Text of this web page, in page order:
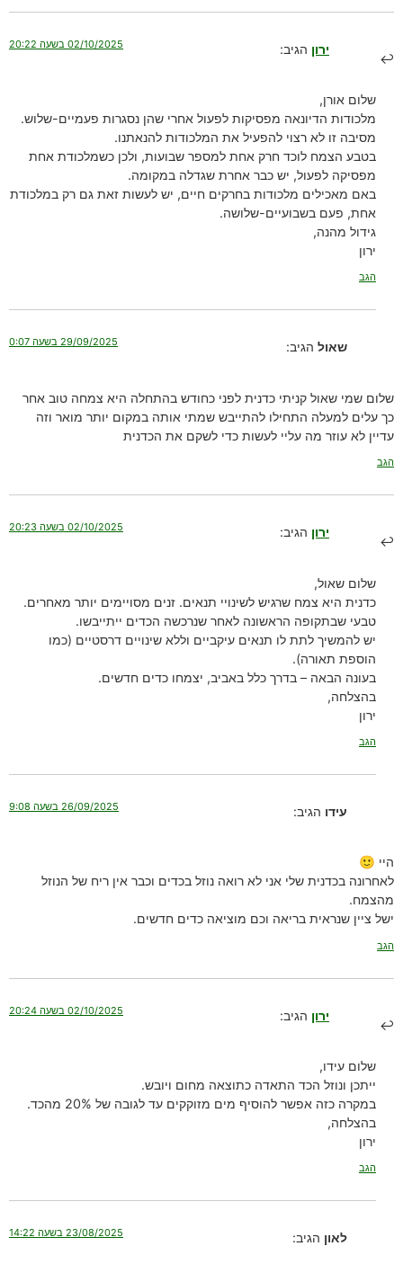
ירון הגיב: 02/10/2025 בשעה 20:22
שלום אורן,
מלכודות הדיונאה מפסיקות לפעול אחרי שהן נסגרות פעמיים-שלוש.
מסיבה זו לא רצוי להפעיל את המלכודות להנאתנו.
בטבע הצמח לוכד חרק אחת למספר שבועות, ולכן כשמלכודת אחת
מפסיקה לפעול, יש כבר אחרת שגדלה במקומה.
באם מאכילים מלכודות בחרקים חיים, יש לעשות זאת גם רק במלכודת
אחת, פעם בשבועיים-שלושה.
גידול מהנה,
ירון
הגב
שאול הגיב: 29/09/2025 בשעה 0:07
שלום שמי שאול קניתי כדנית לפני כחודש בהתחלה היא צמחה טוב אחר
כך עלים למעלה התחילו להתייבש שמתי אותה במקום יותר מואר וזה
עדיין לא עוזר מה עליי לעשות כדי לשקם את הכדנית
הגב
ירון הגיב: 02/10/2025 בשעה 20:23
שלום שאול,
כדנית היא צמח שרגיש לשינויי תנאים. זנים מסויימים יותר מאחרים.
טבעי שבתקופה הראשונה לאחר שנרכשה הכדים ייתייבשו.
יש להמשיך לתת לו תנאים עיקביים וללא שינויים דרסטיים (כמו
הוספת תאורה).
בעונה הבאה – בדרך כלל באביב, יצמחו כדים חדשים.
בהצלחה,
ירון
הגב
עידו הגיב: 26/09/2025 בשעה 9:08
היי 🙂
לאחרונה בכדנית שלי אני לא רואה נוזל בכדים וכבר אין ריח של הנוזל
מהצמח.
ישל ציין שנראית בריאה וכם מוציאה כדים חדשים.
הגב
ירון הגיב: 02/10/2025 בשעה 20:24
שלום עידו,
ייתכן ונוזל הכד התאדה כתוצאה מחום ויובש.
במקרה כזה אפשר להוסיף מים מזוקקים עד לגובה של 20% מהכד.
בהצלחה,
ירון
הגב
לאון הגיב: 23/08/2025 בשעה 14:22